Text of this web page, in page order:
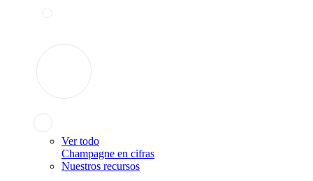
Ver todo
Champagne en cifras
Nuestros recursos